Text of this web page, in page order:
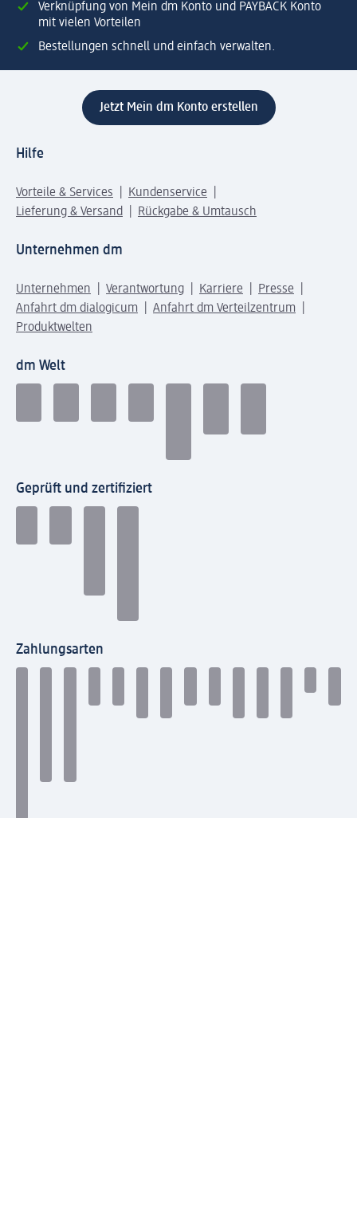
Verknüpfung von Mein dm Konto und PAYBACK Konto
mit vielen Vorteilen
Bestellungen schnell und einfach verwalten.
Jetzt Mein dm Konto erstellen
Hilfe
Vorteile & Services
Kundenservice
Lieferung & Versand
Rückgabe & Umtausch
Unternehmen dm
Unternehmen Verantwortung Karriere
Presse
Anfahrt dm dialogicum
Anfahrt dm Verteilzentrum
Produktwelten
dm Welt
Geprüft und zertifiziert
Zahlungsarten